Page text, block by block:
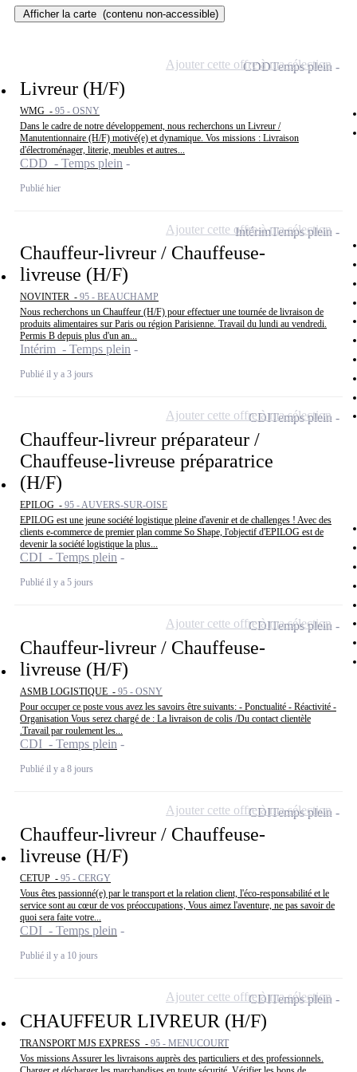
Afficher la carte (contenu non-accessible)
Livreur (H/F)
WMG - 95 - OSNY
Dans le cadre de notre développement, nous recherchons un Livreur /
Manutentionnaire (H/F) motivé(e) et dynamique. Vos missions : Livraison
d'électroménager, literie, meubles et autres...
CDD - Temps plein
Publié hier
CDDTemps plein
Ajouter cette offre à ma sélection
Chauffeur-livreur / Chauffeuse-
livreuse (H/F)
NOVINTER - 95 - BEAUCHAMP
Nous recherchons un Chauffeur (H/F) pour effectuer une tournée de livraison de
produits alimentaires sur Paris ou région Parisienne. Travail du lundi au vendredi.
Permis B depuis plus d'un an...
Intérim - Temps plein
Publié il y a 3 jours
IntérimTemps plein
Ajouter cette offre à ma sélection
Chauffeur-livreur préparateur /
Chauffeuse-livreuse préparatrice
(H/F)
EPILOG - 95 - AUVERS-SUR-OISE
EPILOG est une jeune société logistique pleine d'avenir et de challenges ! Avec des
clients e-commerce de premier plan comme So Shape, l'objectif d'EPILOG est de
devenir la société logistique la plus...
CDI - Temps plein
Publié il y a 5 jours
CDITemps plein
Ajouter cette offre à ma sélection
Chauffeur-livreur / Chauffeuse-
livreuse (H/F)
ASMB LOGISTIQUE - 95 - OSNY
Pour occuper ce poste vous avez les savoirs être suivants: - Ponctualité - Réactivité -
Organisation Vous serez chargé de : La livraison de colis /Du contact clientèle
.Travail par roulement les...
CDI - Temps plein
Publié il y a 8 jours
CDITemps plein
Ajouter cette offre à ma sélection
Chauffeur-livreur / Chauffeuse-
livreuse (H/F)
CETUP - 95 - CERGY
Vous êtes passionné(e) par le transport et la relation client, l'éco-responsabilité et le
service sont au cœur de vos préoccupations, Vous aimez l'aventure, ne pas savoir de
quoi sera faite votre...
CDI - Temps plein
Publié il y a 10 jours
CDITemps plein
Ajouter cette offre à ma sélection
CHAUFFEUR LIVREUR (H/F)
TRANSPORT MJS EXPRESS - 95 - MENUCOURT
Vos missions Assurer les livraisons auprès des particuliers et des professionnels.
CDITemps plein
Ajouter cette offre à ma sélection